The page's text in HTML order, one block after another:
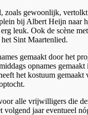
zoals gewoonlijk,
bij Albert Heijn naar
leuk. Ook de scène
Sint Maartenlied.
gemaakt door het
opnames
het kostuum gemaakt
alle vrijwilligers die
volgend jaar eventueel